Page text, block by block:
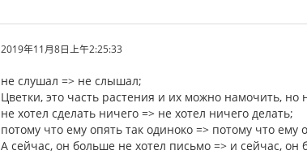
2019年11月8日上午2:25:33
не слушал => не слышал;
Цветки, это часть растения и их можно намочить, но
не хотел сделать ничего => не хотел ничего делать;
потому что ему опять так одиноко => потому что
А сейчас, он больше не хотел письмо => и сейчас,